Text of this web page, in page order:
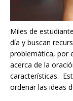
Miles de
día y buscan
problemática, por
acerca de la
características.
ordenar las ideas